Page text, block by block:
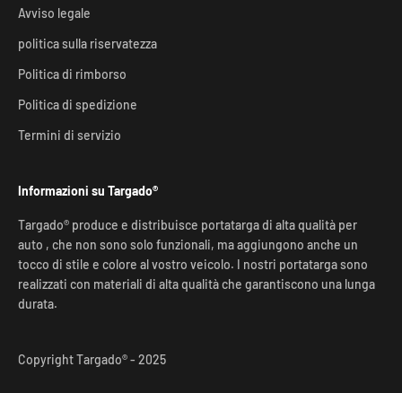
Avviso legale
politica sulla riservatezza
Politica di rimborso
Politica di spedizione
Termini di servizio
Informazioni su Targado®
Targado® produce e distribuisce portatarga di alta qualità per
auto , che non sono solo funzionali, ma aggiungono anche un
tocco di stile e colore al vostro veicolo. I nostri portatarga sono
realizzati con materiali di alta qualità che garantiscono una lunga
durata.
Copyright Targado® - 2025